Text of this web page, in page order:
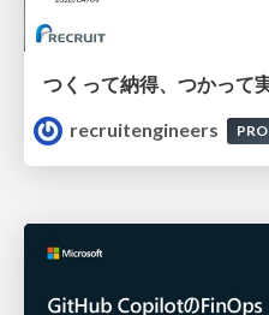
recruitengineers
PRO